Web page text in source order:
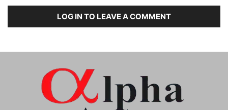
LOG IN TO LEAVE A COMMENT